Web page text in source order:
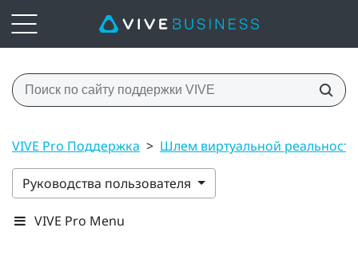
VIVE Pro Поддержка > Шлем виртуальной
Руководства пользователя
VIVE Pro Menu